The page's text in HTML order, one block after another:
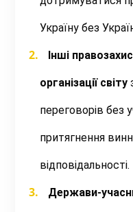
Україну без
Інші
організації світу
переговорів без
притягнення
відповідальності.
Держави-